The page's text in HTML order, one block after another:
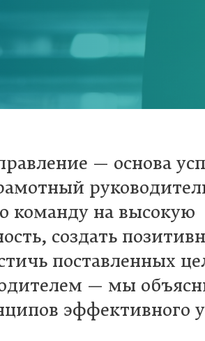
— основа
команду на высокую
создать
поставленных
— мы
эффективного